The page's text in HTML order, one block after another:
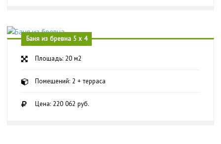
Площадь: 20 м2
Помещений: 2 + терраса
Цена: 220 062 руб.
Баня из бревна 5 х 4